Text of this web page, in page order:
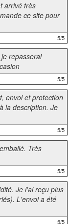
arrivé très
ce site pour
5/5
repasserai
5/5
envoi et protection
la description. Je
5/5
Très
5/5
Je l'ai reçu plus
L'envoi a été
5/5